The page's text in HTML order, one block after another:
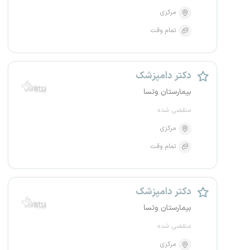
مرکزی
تمام وقت
دکتر دامپزشک
بیمارستان وتسا
منقضی شده
مرکزی
تمام وقت
دکتر دامپزشک
بیمارستان وتسا
منقضی شده
مرکزی